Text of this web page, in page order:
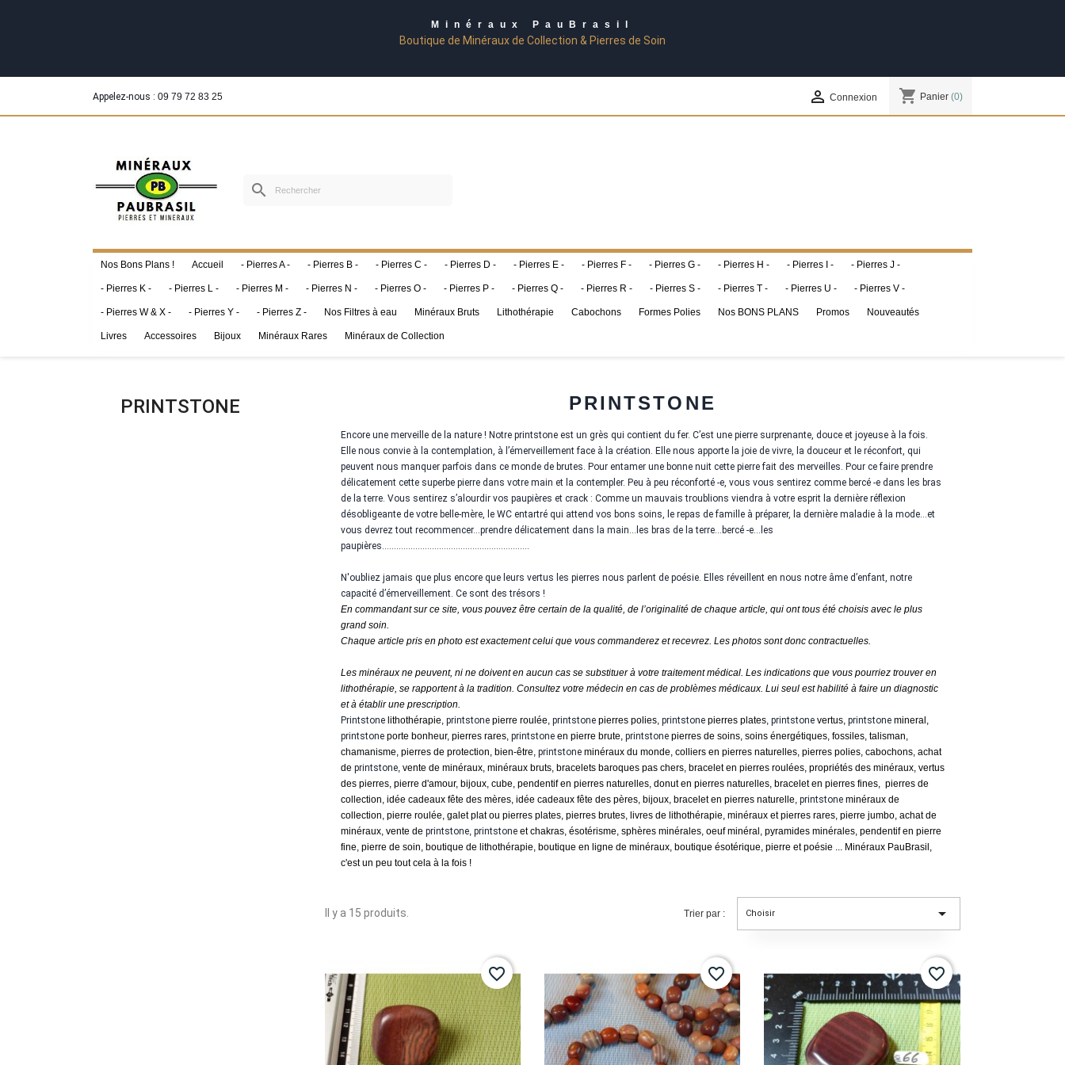
Minéraux PauBrasil
Boutique de Minéraux de Collection & Pierres de Soin
Appelez-nous : 09 79 72 83 25  Connexion shopping_cart Panier (0)
search
Nos Bons Plans ! Accueil - Pierres A - - Pierres B - - Pierres C - - Pierres D - - Pierres E - - Pierres F - - Pierres G - - Pierres H - - Pierres I - - Pierres J -
- Pierres K - - Pierres L - - Pierres M - - Pierres N - - Pierres O - - Pierres P - - Pierres Q - - Pierres R - - Pierres S - - Pierres T - - Pierres U - - Pierres V -
- Pierres W & X - - Pierres Y - - Pierres Z - Nos Filtres à eau Minéraux Bruts Lithothérapie Cabochons Formes Polies Nos BONS PLANS Promos Nouveautés
Livres Accessoires Bijoux Minéraux Rares Minéraux de Collection
PRINTSTONE PRINTSTONE
Encore une merveille de la nature ! Notre printstone est un grès qui contient du fer. C’est une pierre surprenante, douce et joyeuse à la fois.
Elle nous convie à la contemplation, à l’émerveillement face à la création. Elle nous apporte la joie de vivre, la douceur et le réconfort, qui
peuvent nous manquer parfois dans ce monde de brutes. Pour entamer une bonne nuit cette pierre fait des merveilles. Pour ce faire prendre
délicatement cette superbe pierre dans votre main et la contempler. Peu à peu réconforté -e, vous vous sentirez comme bercé -e dans les bras
de la terre. Vous sentirez s’alourdir vos paupières et crack : Comme un mauvais troublions viendra à votre esprit la dernière réflexion
désobligeante de votre belle-mère, le WC entartré qui attend vos bons soins, le repas de famille à préparer, la dernière maladie à la mode...et
vous devrez tout recommencer...prendre délicatement dans la main...les bras de la terre...bercé -e…les
paupières……………………………………………………..
N'oubliez jamais que plus encore que leurs vertus les pierres nous parlent de poésie. Elles réveillent en nous notre âme d’enfant, notre
capacité d’émerveillement. Ce sont des trésors !
En commandant sur ce site, vous pouvez être certain de la qualité, de l’originalité de chaque article, qui ont tous été choisis avec le plus
grand soin.
Chaque article pris en photo est exactement celui que vous commanderez et recevrez. Les photos sont donc contractuelles.
Les minéraux ne peuvent, ni ne doivent en aucun cas se substituer à votre traitement médical. Les indications que vous pourriez trouver en
lithothérapie, se rapportent à la tradition. Consultez votre médecin en cas de problèmes médicaux. Lui seul est habilité à faire un diagnostic
et à établir une prescription.
Printstonelithothérapie, printstonepierre roulée, printstonepierres polies, printstonepierres plates, printstonevertus, printstonemineral,
printstoneporte bonheur, pierres rares, printstoneen pierre brute, printstonepierres de soins, soins énergétiques, fossiles, talisman,
chamanisme, pierres de protection, bien-être, printstoneminéraux du monde, colliers en pierres naturelles, pierres polies, cabochons, achat
de printstone, vente de minéraux, minéraux bruts, bracelets baroques pas chers, bracelet en pierres roulées, propriétés des minéraux, vertus
des pierres, pierre d'amour, bijoux, cube, pendentif en pierres naturelles, donut en pierres naturelles, bracelet en pierres fines, pierres de
collection, idée cadeaux fête des mères, idée cadeaux fête des pères, bijoux, bracelet en pierres naturelle, printstoneminéraux de
collection, pierre roulée, galet plat ou pierres plates, pierres brutes, livres de lithothérapie, minéraux et pierres rares, pierre jumbo, achat de
minéraux, vente de printstone, printstoneet chakras, ésotérisme, sphères minérales, oeuf minéral, pyramides minérales, pendentif en pierre
fine, pierre de soin, boutique de lithothérapie, boutique en ligne de minéraux, boutique ésotérique, pierre et poésie ... Minéraux PauBrasil,
c'est un peu tout cela à la fois !
Il y a 15 produits. Trier par : Choisir 
favorite_border favorite_border favorite_border